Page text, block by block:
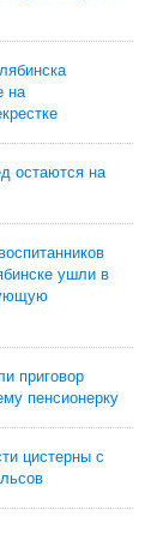
на
остаются на
ушли в
приговор
пенсионерку
цистерны с